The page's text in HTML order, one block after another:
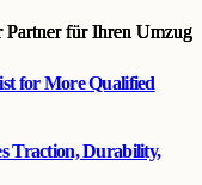
for More Qualified
Traction, Durability,